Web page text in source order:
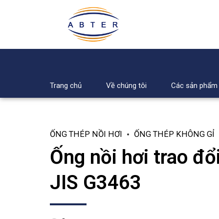
Trang chủ Về chúng tôi Các sản phẩm
ỐNG THÉP NỒI HƠI ỐNG THÉP KHÔNG GỈ
Ống nồi hơi trao
JIS G3463